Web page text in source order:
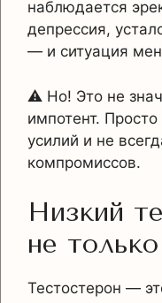
наблюдается
депрессия,
— и ситуация
⚠️ Но! Это не
импотент.
усилий и не
компромиссов.
Низкий
не
Тестостерон —